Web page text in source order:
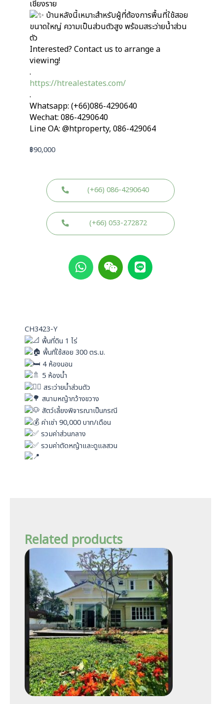
เชียงราย
บ้านหลังนี้เหมาะสำหรับผู้ที่ต้องการพื้นที่ใช้สอย
ขนาดใหญ่ ความเป็นส่วนตัวสูง พร้อมสระว่ายน้ำส่วน
ตัว
Interested? Contact us to arrange a
viewing!
.
https://htrealestates.com/
.
Whatsapp: (+66)086-4290640
Wechat: 086-4290640
Line OA: @htproperty, 086-429064
฿90,000
(+66) 086-4290640
(+66) 053-272872
W
h
a
W
e
i
L
i
n
CH3423-Y
พื้นที่ดิน 1 ไร่
พื้นที่ใช้สอย 300 ตร.ม.
4 ห้องนอน
5 ห้องน้ำ
สระว่ายน้ำส่วนตัว
สนามหญ้ากว้างขวาง
สัตว์เลี้ยงพิจารณาเป็นกรณี
ค่าเช่า 90,000 บาท/เดือน
รวมค่าส่วนกลาง
รวมค่าตัดหญ้าและดูแลสวน
Related products